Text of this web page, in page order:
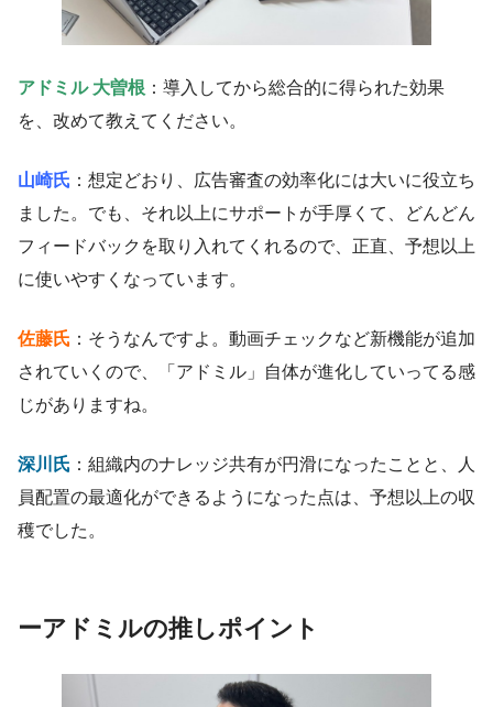
アドミル 大曽根 ：導入してから総合的に得られた効果
を、改めて教えてください。
山崎氏 ：想定どおり、広告審査の効率化には大いに役立ち
ました。でも、それ以上にサポートが手厚くて、どんどん
フィードバックを取り入れてくれるので、正直、予想以上
に使いやすくなっています。
佐藤氏 ：そうなんですよ。動画チェックなど新機能が追加
されていくので、「アドミル」自体が進化していってる感
じがありますね。
深川氏 ：組織内のナレッジ共有が円滑になったことと、人
員配置の最適化ができるようになった点は、予想以上の収
穫でした。
ーアドミルの推しポイント